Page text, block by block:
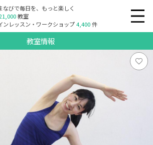
なびで毎日を、もっと楽しく
教室
ンレッスン・ワークショップ4,400件
教室情報